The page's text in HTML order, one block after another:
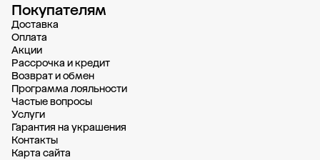
Покупателям
Доставка
Oплата
Акции
Рассрочка и кредит
Возврат и обмен
Программа лояльности
Частые вопросы
Услуги
Гарантия на украшения
Контакты
Карта сайта